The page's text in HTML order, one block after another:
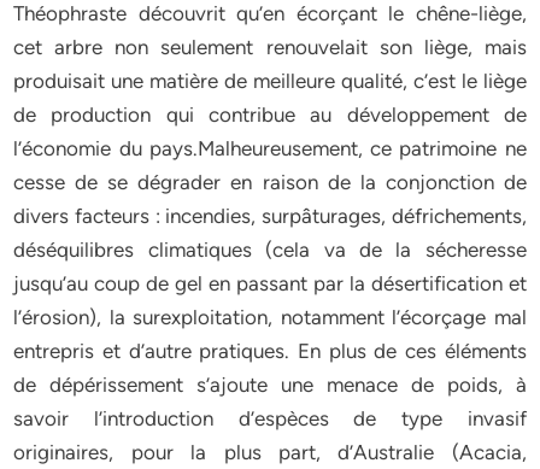
Théophraste découvrit qu’en écorçant le chêne-liège,
cet arbre non seulement renouvelait son liège, mais
produisait une matière de meilleure qualité, c’est le liège
de production qui contribue au développement de
l’économie du pays.Malheureusement, ce patrimoine ne
cesse de se dégrader en raison de la conjonction de
divers facteurs : incendies, surpâturages, défrichements,
déséquilibres climatiques (cela va de la sécheresse
jusqu’au coup de gel en passant par la désertification et
l’érosion), la surexploitation, notamment l’écorçage mal
entrepris et d’autre pratiques. En plus de ces éléments
de dépérissement s’ajoute une menace de poids, à
savoir l’introduction d’espèces de type invasif
originaires, pour la plus part, d’Australie (Acacia,